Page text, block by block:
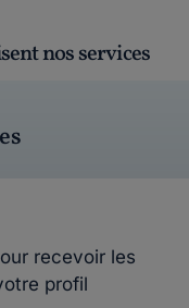
nos services
recevoir les
profil